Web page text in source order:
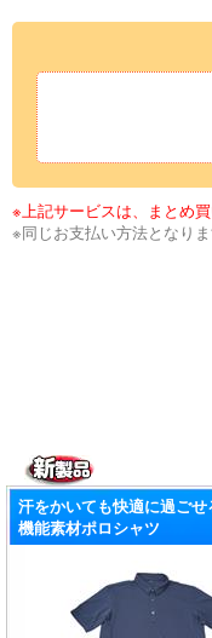
※上記サービスは、まとめ
※同じお支払い方法となりま
汗をかいても快適に過ご
機能素材ポロシャツ